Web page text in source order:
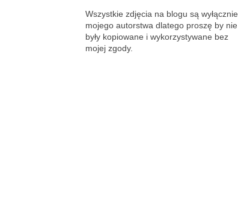
Wszystkie zdjęcia na blogu są wyłącznie
mojego autorstwa dlatego proszę by nie
były kopiowane i wykorzystywane bez
mojej zgody.